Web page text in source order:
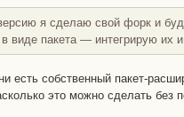
я сделаю свой форк и
виде пакета — интегрирую их
есть собственный пакет-
это можно сделать без